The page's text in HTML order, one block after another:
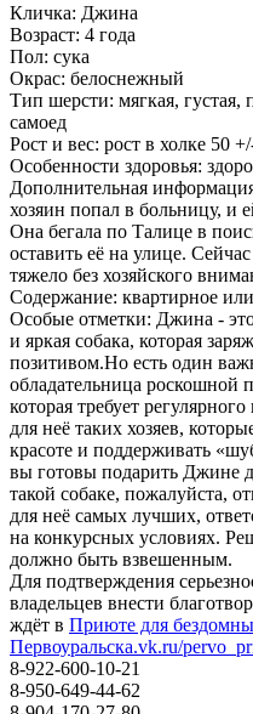
Кличка: Джина
Возраст: 4 года
Пол: сука
Окрас: белоснежный
Тип шерсти: мягкая,
самоед
Рост и вес: рост в холке 50
Особенности здоровья:
Дополнительная
хозяин попал в больницу, и
Она бегала по Талице в
оставить её на улице.
тяжело без хозяйского
Содержание: квартирное
Особые отметки: Джина -
и яркая собака, которая
позитивом.Но есть один
обладательница
которая требует
для неё таких хозяев,
красоте и поддерживать
вы готовы подарить Джине
такой собаке, пожалуйста,
для неё самых лучших,
на конкурсных условиях.
должно быть взвешенным.
Для подтверждения
владельцев внести
ждёт в Приюте для
Первоуральска.vk.ru/
8-922-600-10-21
8-950-649-44-62